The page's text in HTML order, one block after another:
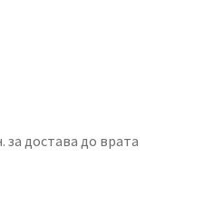
за достава до врата